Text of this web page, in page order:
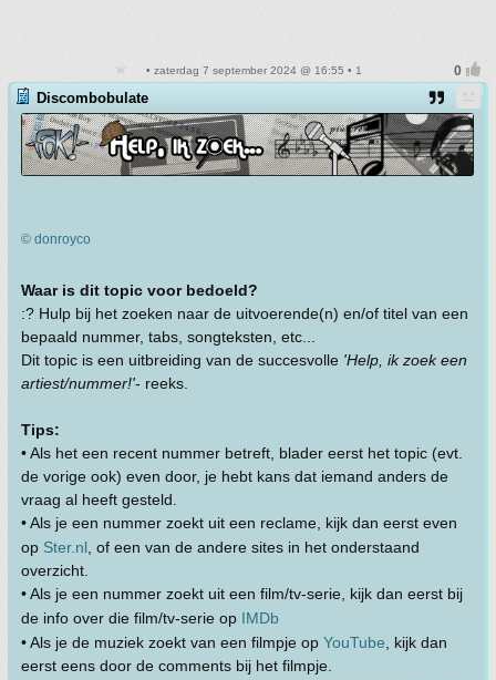
• zaterdag 7 september 2024 @ 16:55 • 1
Discombobulate
© donroyco
Waar is dit topic voor bedoeld?
:? Hulp bij het zoeken naar de uitvoerende(n) en/of titel van een
bepaald nummer, tabs, songteksten, etc...
Dit topic is een uitbreiding van de succesvolle 'Help, ik zoek een
artiest/nummer!'- reeks.
Tips:
• Als het een recent nummer betreft, blader eerst het topic (evt.
de vorige ook) even door, je hebt kans dat iemand anders de
vraag al heeft gesteld.
• Als je een nummer zoekt uit een reclame, kijk dan eerst even
op Ster.nl , of een van de andere sites in het onderstaand
overzicht.
• Als je een nummer zoekt uit een film/tv-serie, kijk dan eerst bij
de info over die film/tv-serie op IMDb
• Als je de muziek zoekt van een filmpje op YouTube , kijk dan
eerst eens door de comments bij het filmpje.